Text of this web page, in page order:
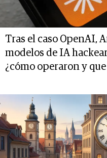
Tras el caso OpenAI,
modelos de IA
¿cómo operaron y